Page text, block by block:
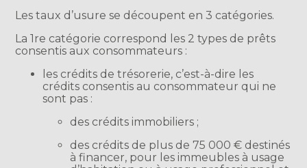
Les taux d’usure se découpent en 3 catégories.
La 1re catégorie correspond les 2 types de prêts
consentis aux consommateurs :
les crédits de trésorerie, c’est-à-dire les
crédits consentis au consommateur qui ne
sont pas :
des crédits immobiliers ;
des crédits de plus de 75 000 € destinés
à financer, pour les immeubles à usage